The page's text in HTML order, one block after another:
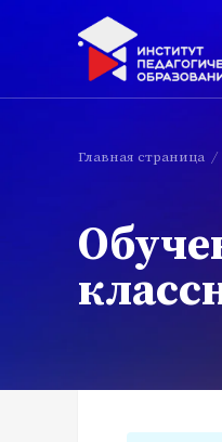
Главная страница /